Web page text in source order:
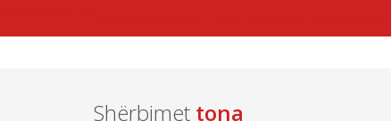
Shërbimet tona